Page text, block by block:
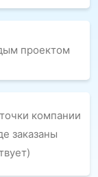
проектом
компании
заказаны